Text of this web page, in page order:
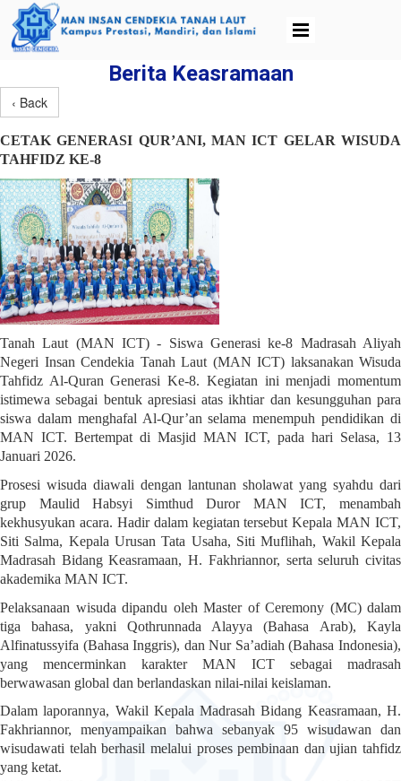
Berita Keasramaan
‹ Back
CETAK GENERASI QUR’ANI, MAN ICT GELAR WISUDA
TAHFIDZ KE-8
Tanah Laut (MAN ICT) - Siswa Generasi ke-8 Madrasah Aliyah
Negeri Insan Cendekia Tanah Laut (MAN ICT) laksanakan Wisuda
Tahfidz Al-Quran Generasi Ke-8. Kegiatan ini menjadi momentum
istimewa sebagai bentuk apresiasi atas ikhtiar dan kesungguhan para
siswa dalam menghafal Al-Qur’an selama menempuh pendidikan di
MAN ICT. Bertempat di Masjid MAN ICT, pada hari Selasa, 13
Januari 2026.
Prosesi wisuda diawali dengan lantunan sholawat yang syahdu dari
grup Maulid Habsyi Simthud Duror MAN ICT, menambah
kekhusyukan acara. Hadir dalam kegiatan tersebut Kepala MAN ICT,
Siti Salma, Kepala Urusan Tata Usaha, Siti Muflihah, Wakil Kepala
Madrasah Bidang Keasramaan, H. Fakhriannor, serta seluruh civitas
akademika MAN ICT.
Pelaksanaan wisuda dipandu oleh Master of Ceremony (MC) dalam
tiga bahasa, yakni Qothrunnada Alayya (Bahasa Arab), Kayla
Alfinatussyifa (Bahasa Inggris), dan Nur Sa’adiah (Bahasa Indonesia),
yang mencerminkan karakter MAN ICT sebagai madrasah
berwawasan global dan berlandaskan nilai-nilai keislaman.
Dalam laporannya, Wakil Kepala Madrasah Bidang Keasramaan, H.
Fakhriannor, menyampaikan bahwa sebanyak 95 wisudawan dan
wisudawati telah berhasil melalui proses pembinaan dan ujian tahfidz
yang ketat.